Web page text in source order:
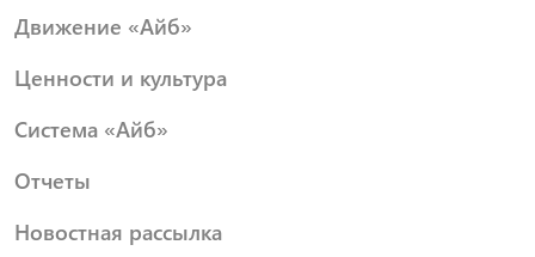
Медиахаб
Вопросы к «Айб»
Движение «Айб»
Ценности и культура
Система «Айб»
Отчеты
Новостная рассылка